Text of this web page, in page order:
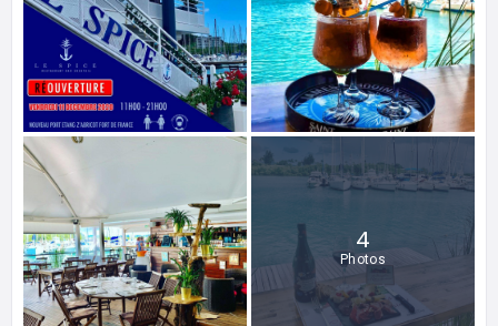
4
Photos